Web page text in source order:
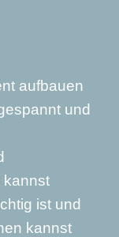
aufbauen
und
kannst
ist und
kannst